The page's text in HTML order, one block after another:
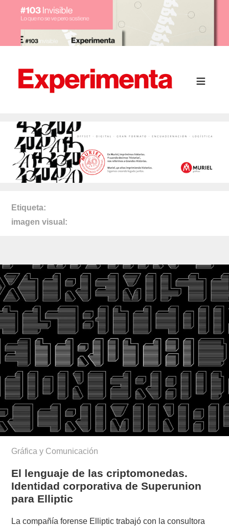
Etiqueta
imagen visual
Gráfica y Comunicación
El lenguaje de las criptomonedas.
Identidad corporativa de Superunion
para Elliptic
La compañía forense Elliptic trabajó con la consultora